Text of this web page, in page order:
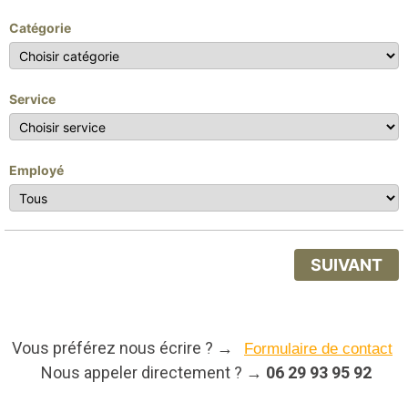
Catégorie
Service
Employé
SUIVANT
Vous préférez nous écrire ? → Formulaire de contact
Nous appeler directement ? → 06 29 93 95 92